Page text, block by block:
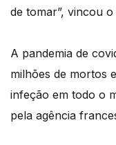
de tomar”, vincou
A pandemia de
milhões de mortos
infeção em todo o
pela agência